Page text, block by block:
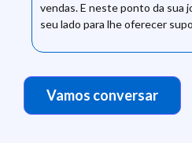
vendas. E neste ponto da sua
seu lado para lhe oferecer
Vamos conversar